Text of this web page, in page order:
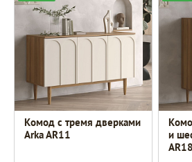
Комод с тремя дверками
Arka AR11
и
AR18